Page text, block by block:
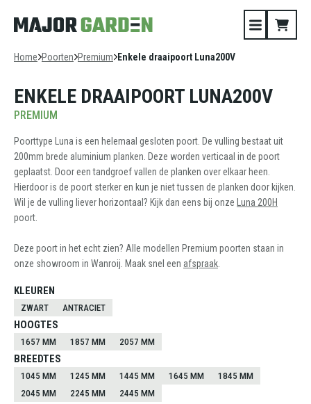
Home Poorten Premium Enkele draaipoort Luna200V
ENKELE DRAAIPOORT LUNA200V
PREMIUM
Poorttype Luna is een helemaal gesloten poort. De vulling bestaat uit
200mm brede aluminium planken. Deze worden verticaal in de poort
geplaatst. Door een tandgroef vallen de planken over elkaar heen.
Hierdoor is de poort sterker en kun je niet tussen de planken door kijken.
Wil je de vulling liever horizontaal? Kijk dan eens bij onze
Luna 200H
poort.
Deze poort in het echt zien? Alle modellen Premium poorten staan in
onze showroom in Wanroij. Maak snel een afspraak
KLEUREN
ZWART ANTRACIET
HOOGTES
1657 MM 1857 MM 2057 MM
BREEDTES
1045 MM 1245 MM 1445 MM 1645 MM
1845 MM
2045 MM
2245 MM 2445 MM